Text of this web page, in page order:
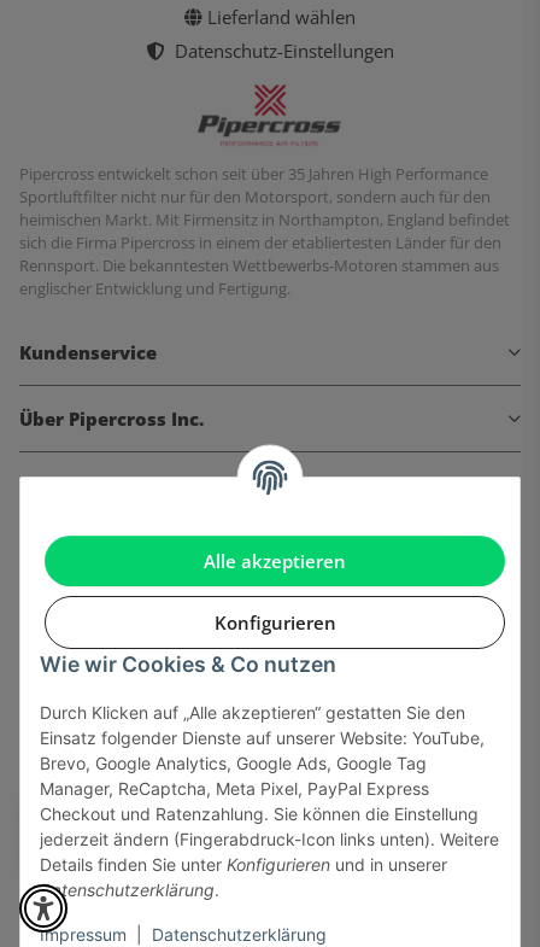
Alle akzeptieren
Konfigurieren
Wie wir Cookies & Co nutzen
Durch Klicken auf „Alle akzeptieren“ gestatten Sie den
Einsatz folgender Dienste auf unserer Website: YouTube,
Brevo, Google Analytics, Google Ads, Google Tag
Manager, ReCaptcha, Meta Pixel, PayPal Express
Checkout und Ratenzahlung. Sie können die Einstellung
jederzeit ändern (Fingerabdruck-Icon links unten). Weitere
Details finden Sie unter Konfigurieren und in unserer
Datenschutzerklärung.
Impressum Datenschutzerklärung
Lieferland wählen
Datenschutz-Einstellungen
Pipercross entwickelt schon seit über 35 Jahren High Performance
Sportluftfilter nicht nur für den Motorsport, sondern auch für den
heimischen Markt. Mit Firmensitz in Northampton, England befindet
sich die Firma Pipercross in einem der etabliertesten Länder für den
Rennsport. Die bekanntesten Wettbewerbs-Motoren stammen aus
englischer Entwicklung und Fertigung.
Kundenservice
Über Pipercross Inc.
Informationen
Gesetzliche Informationen
Sicher bezahlen via: